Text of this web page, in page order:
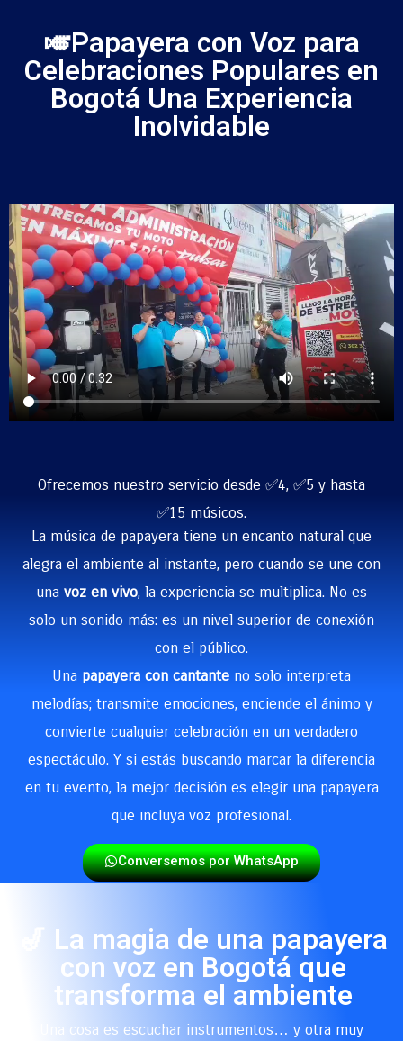
🎺Papayera con Voz para
Celebraciones Populares en
Bogotá Una Experiencia
Inolvidable
Ofrecemos nuestro servicio desde ✅4, ✅5 y hasta
✅15 músicos.
La música de papayera tiene un encanto natural que
alegra el ambiente al instante, pero cuando se une con
una voz en vivo, la experiencia se multiplica. No es
solo un sonido más: es un nivel superior de conexión
con el público.
Una papayera con cantante no solo interpreta
melodías; transmite emociones, enciende el ánimo y
convierte cualquier celebración en un verdadero
espectáculo. Y si estás buscando marcar la diferencia
en tu evento, la mejor decisión es elegir una papayera
que incluya voz profesional.
Conversemos por WhatsApp
🎷 La magia de una papayera
con voz en Bogotá que
transforma el ambiente
Una cosa es escuchar instrumentos… y otra muy